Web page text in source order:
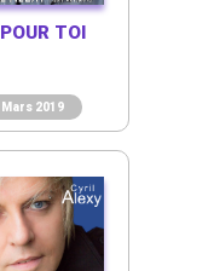
Mars 2019
POUR TOI